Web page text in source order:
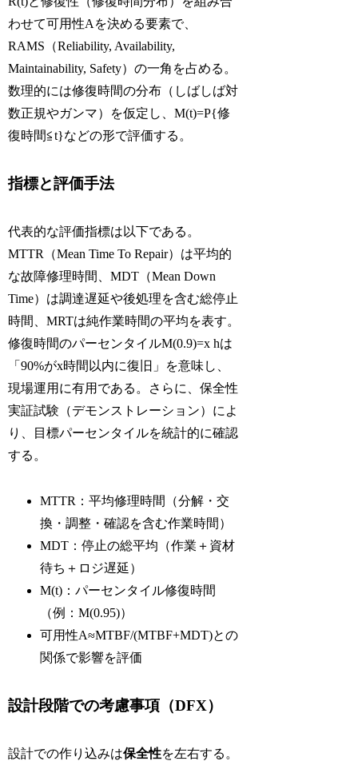
わせて可用性Aを決める要素で、
RAMS（Reliability, Availability,
Maintainability, Safety）の一角を占める。
数理的には修復時間の分布（しばしば対
数正規やガンマ）を仮定し、M(t)=P{修
復時間≦t}などの形で評価する。
指標と評価手法
代表的な評価指標は以下である。
MTTR（Mean Time To Repair）は平均的
な故障修理時間、MDT（Mean Down
Time）は調達遅延や後処理を含む総停止
時間、MRTは純作業時間の平均を表す。
修復時間のパーセンタイルM(0.9)=x hは
「90%がx時間以内に復旧」を意味し、
現場運用に有用である。さらに、保全性
実証試験（デモンストレーション）によ
り、目標パーセンタイルを統計的に確認
する。
MTTR：平均修理時間（分解・交
換・調整・確認を含む作業時間）
MDT：停止の総平均（作業＋資材
待ち＋ロジ遅延）
M(t)：パーセンタイル修復時間
（例：M(0.95)）
可用性A≈MTBF/(MTBF+MDT)との
関係で影響を評価
設計段階での考慮事項（DFX）
設計での作り込みは保全性を左右する。